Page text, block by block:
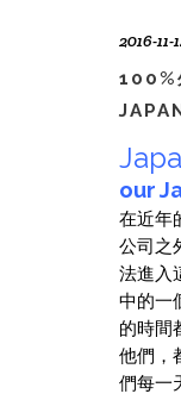
2016-11-
100%
our
在近年
公司之
法進入
中的一
的時間
他們，
們每一